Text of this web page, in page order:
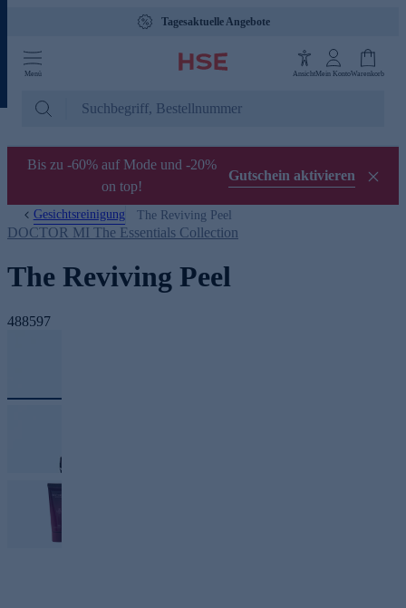
Tagesaktuelle Angebote
Menü AnsichtMein KontoWarenkorb
Bis zu -60% auf Mode und -20%
on top!
Gutschein aktivieren
Gesichtsreinigung The Reviving Peel
DOCTOR MI The Essentials Collection
The Reviving Peel
488597